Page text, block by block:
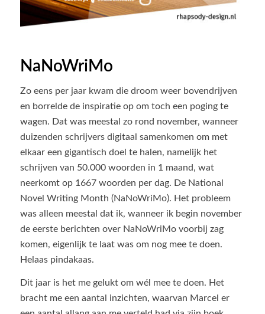
NaNoWriMo
Zo eens per jaar kwam die droom weer bovendrijven
en borrelde de inspiratie op om toch een poging te
wagen. Dat was meestal zo rond november, wanneer
duizenden schrijvers digitaal samenkomen om met
elkaar een gigantisch doel te halen, namelijk het
schrijven van 50.000 woorden in 1 maand, wat
neerkomt op 1667 woorden per dag. De National
Novel Writing Month (NaNoWriMo). Het probleem
was alleen meestal dat ik, wanneer ik begin november
de eerste berichten over NaNoWriMo voorbij zag
komen, eigenlijk te laat was om nog mee te doen.
Helaas pindakaas.
Dit jaar is het me gelukt om wél mee te doen. Het
bracht me een aantal inzichten, waarvan Marcel er